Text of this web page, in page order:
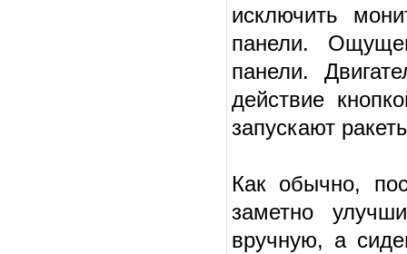
исключить
панели.
панели.
действие
запускают
Как обычно,
заметно
вручную, а